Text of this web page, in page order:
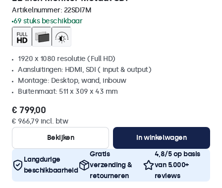
Artikelnummer: 22SDI7M
69 stuks beschikbaar
1920 x 1080 resolutie (Full HD)
Aansluitingen: HDMI, SDI ( input & output)
Montage: Desktop, wand, inbouw
Buitenmaat: 511 x 309 x 43 mm
€ 799,00
€ 966,79 incl. btw
Bekijken
In winkelwagen
Langdurige
beschikbaarheid
Gratis
verzending &
retourneren
4,8/5 op basis
van 5.000+
reviews